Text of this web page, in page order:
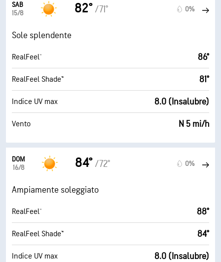
SAB
15/8
82° /71° 0%
Sole splendente
RealFeel® 86°
RealFeel Shade™ 81°
Indice UV max 8.0 (Insalubre)
Vento N 5 mi/h
DOM
16/8
84° /72° 0%
Ampiamente soleggiato
RealFeel® 88°
RealFeel Shade™ 84°
Indice UV max 8.0 (Insalubre)